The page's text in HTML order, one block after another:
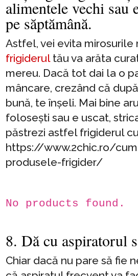
alimentele vechi sau
pe săptămână.
Astfel, vei evita mirosurile
frigiderultău va arăta
mereu. Dacă tot dai la o
mâncare, crezând că
bună, te înșeli. Mai bine
folosești sau e uscat,
păstrezi astfel frigiderul
https://www.2chic.ro/
produsele-frigider/
No products found.
8. Dă cu aspiratorul
Chiar dacă nu pare să fie